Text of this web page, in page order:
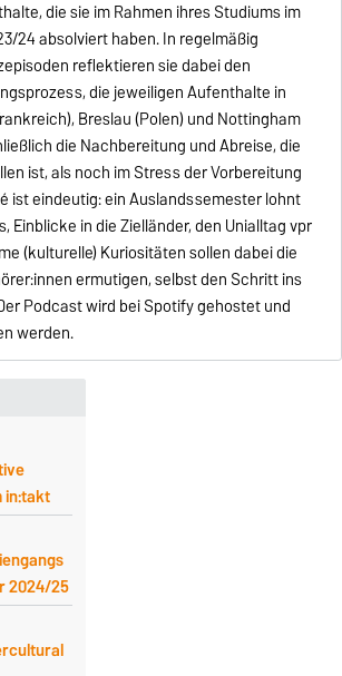
die sie im Rahmen ihres Studiums im
24 absolviert haben. In regelmäßig
reflektieren sie dabei den
die jeweiligen Aufenthalte in
Breslau (Polen) und Nottingham
die Nachbereitung und Abreise, die
ist, als noch im Stress der Vorbereitung
ist eindeutig: ein Auslandssemester lohnt
Einblicke in die Zielländer, den Unialltag vpr
(kulturelle) Kuriositäten sollen dabei die
ermutigen, selbst den Schritt ins
Podcast wird bei Spotify gehostet und
werden.
in:takt
2024/25